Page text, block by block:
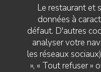
Le restaurant et
données à
défaut. D'autres
analyser votre
les réseaux
», « Tout refuser »